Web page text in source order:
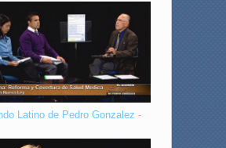
Latino de Pedro Gonzalez -